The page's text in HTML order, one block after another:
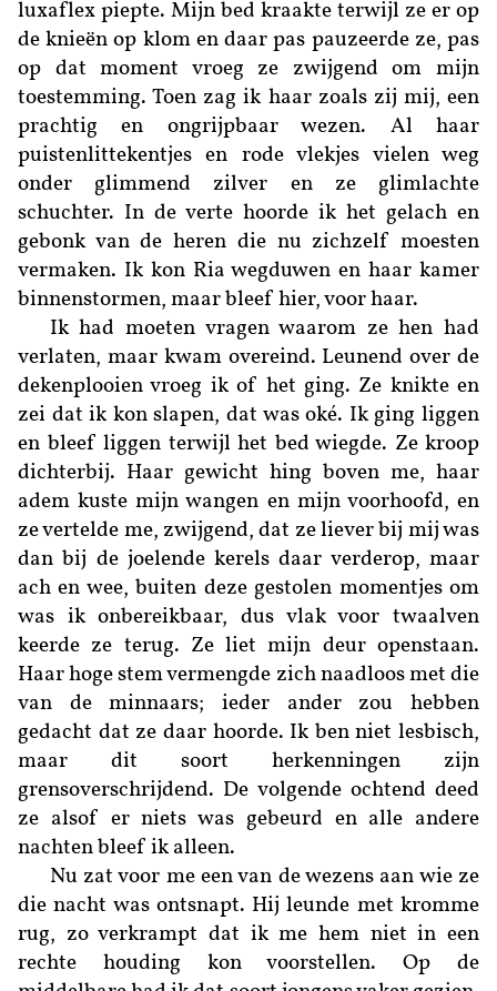
luxaflex piepte. Mijn bed kraakte terwijl ze er op
de knieën op klom en daar pas pauzeerde ze, pas
op dat moment vroeg ze zwijgend om mijn
toestemming. Toen zag ik haar zoals zij mij, een
prachtig en ongrijpbaar wezen. Al haar
puistenlittekentjes en rode vlekjes vielen weg
onder glimmend zilver en ze glimlachte
schuchter. In de verte hoorde ik het gelach en
gebonk van de heren die nu zichzelf moesten
vermaken. Ik kon Ria wegduwen en haar kamer
binnenstormen, maar bleef hier, voor haar.
Ik had moeten vragen waarom ze hen had
verlaten, maar kwam overeind. Leunend over de
dekenplooien vroeg ik of het ging. Ze knikte en
zei dat ik kon slapen, dat was oké. Ik ging liggen
en bleef liggen terwijl het bed wiegde. Ze kroop
dichterbij. Haar gewicht hing boven me, haar
adem kuste mijn wangen en mijn voorhoofd, en
ze vertelde me, zwijgend, dat ze liever bij mij was
dan bij de joelende kerels daar verderop, maar
ach en wee, buiten deze gestolen momentjes om
was ik onbereikbaar, dus vlak voor twaalven
keerde ze terug. Ze liet mijn deur openstaan.
Haar hoge stem vermengde zich naadloos met die
van de minnaars; ieder ander zou hebben
gedacht dat ze daar hoorde. Ik ben niet lesbisch,
maar dit soort herkenningen zijn
grensoverschrijdend. De volgende ochtend deed
ze alsof er niets was gebeurd en alle andere
nachten bleef ik alleen.
Nu zat voor me een van de wezens aan wie ze
die nacht was ontsnapt. Hij leunde met kromme
rug, zo verkrampt dat ik me hem niet in een
rechte houding kon voorstellen. Op de